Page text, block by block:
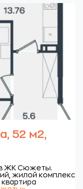
52 м2,
в ЖК Сюжеты.
жилой комплекс